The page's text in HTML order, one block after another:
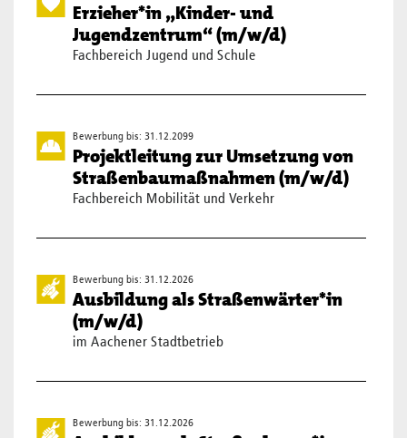
Erzieher*in „Kinder- und
Jugendzentrum“ (m/w/d)
Fachbereich Jugend und Schule
Bewerbung bis: 31.12.2099
Projektleitung zur Umsetzung von
Straßenbaumaßnahmen (m/w/d)
Fachbereich Mobilität und Verkehr
Bewerbung bis: 31.12.2026
Ausbildung als Straßenwärter*in
(m/w/d)
im Aachener Stadtbetrieb
Bewerbung bis: 31.12.2026